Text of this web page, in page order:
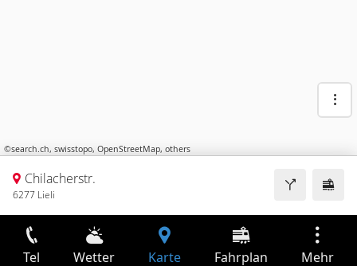
©search.ch, swisstopo, OpenStreetMap, others
Chilacherstr.
6277 Lieli
Tel Wetter Karte Fahrplan Mehr